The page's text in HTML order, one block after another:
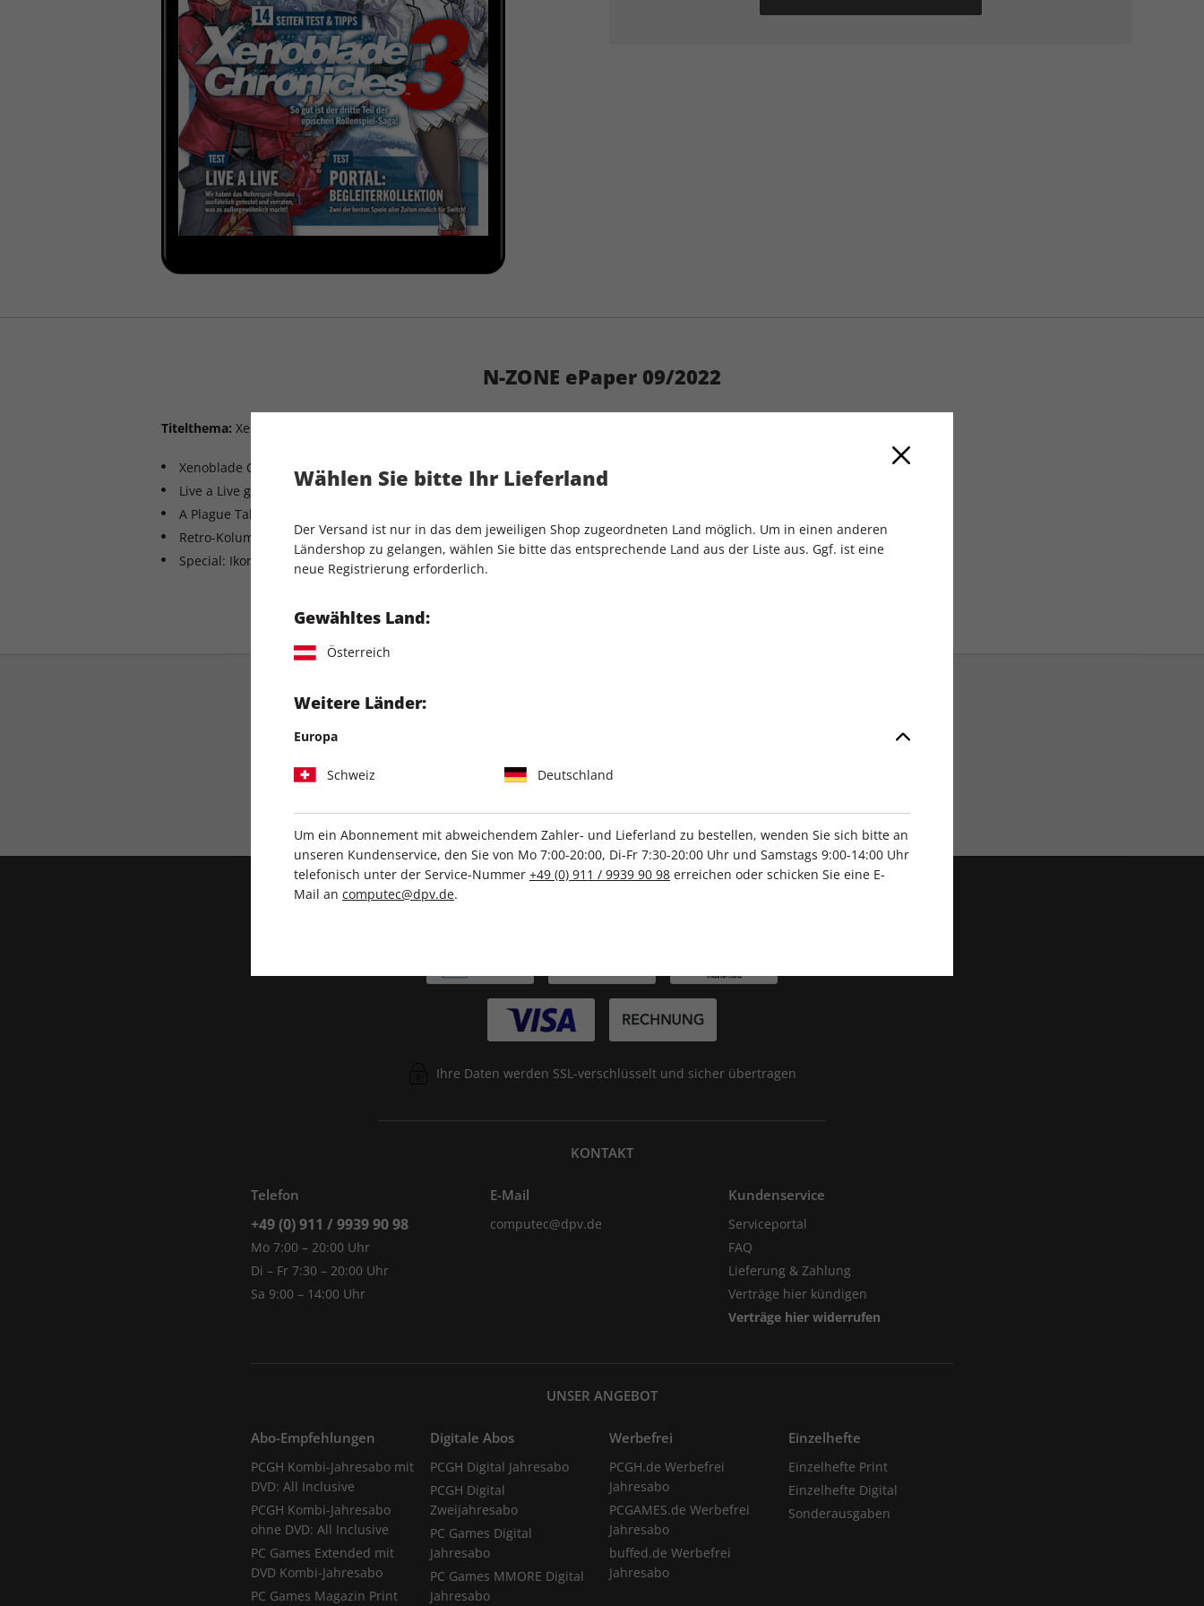
N-ZONE ePaper 09/2022
Titelthema: Xenoblade Chronicles 3
Xenoblade Chronicles 3 im Test
Live a Live gestestet
A Plague Tale: Requiem in der Vorschau
Retro-Kolumne: Maniac Mansion
Special: Ikonen der Spieleindustrie: Hironobu Sakaguchi
Ihre Daten werden SSL-verschlüsselt und sicher übertragen
KONTAKT
Telefon
+49 (0) 911 / 9939 90 98
Mo 7:00 – 20:00 Uhr
Di – Fr 7:30 – 20:00 Uhr
Sa 9:00 – 14:00 Uhr
E-Mail
computec@dpv.de
Kundenservice
Serviceportal
FAQ
Lieferung & Zahlung
Verträge hier kündigen
Verträge hier widerrufen
UNSER ANGEBOT
Abo-Empfehlungen
PCGH Kombi-Jahresabo mit
DVD: All Inclusive
PCGH Kombi-Jahresabo
ohne DVD: All Inclusive
PC Games Extended mit
DVD Kombi-Jahresabo
PC Games Magazin Print
Digitale Abos
PCGH Digital Jahresabo
PCGH Digital
Zweijahresabo
PC Games Digital
Jahresabo
PC Games MMORE Digital
Jahresabo
Werbefrei
PCGH.de Werbefrei
Jahresabo
PCGAMES.de Werbefrei
Jahresabo
buffed.de Werbefrei
Jahresabo
Einzelhefte
Einzelhefte Print
Einzelhefte Digital
Sonderausgaben
Wählen Sie bitte Ihr Lieferland
Der Versand ist nur in das dem jeweiligen Shop zugeordneten Land möglich. Um in einen anderen
Ländershop zu gelangen, wählen Sie bitte das entsprechende Land aus der Liste aus. Ggf. ist eine
neue Registrierung erforderlich.
Gewähltes Land:
Österreich
Weitere Länder:
Europa
Schweiz Deutschland
Um ein Abonnement mit abweichendem Zahler- und Lieferland zu bestellen, wenden Sie sich bitte an
unseren Kundenservice, den Sie von Mo 7:00-20:00, Di-Fr 7:30-20:00 Uhr und Samstags 9:00-14:00 Uhr
telefonisch unter der Service-Nummer +49 (0) 911 / 9939 90 98 erreichen oder schicken Sie eine E-
Mail an computec@dpv.de.